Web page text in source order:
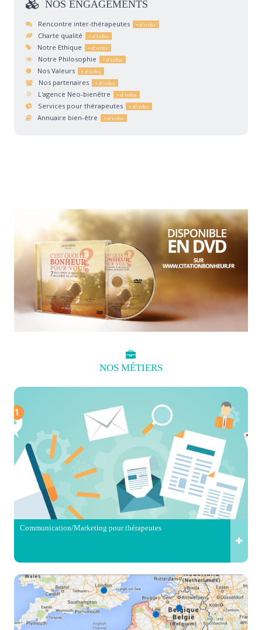
NOS ENGAGEMENTS
Rencontre inter-thérapeutes
Charte qualité
Notre Ethique
Notre Philosophie
Nos Valeurs
Nos partenaires
L'agence Neo-bienêtre
Services pour thérapeutes
Annuaire bien-être
NOS MÉTIERS
Communication/Marketing pour thérapeutes